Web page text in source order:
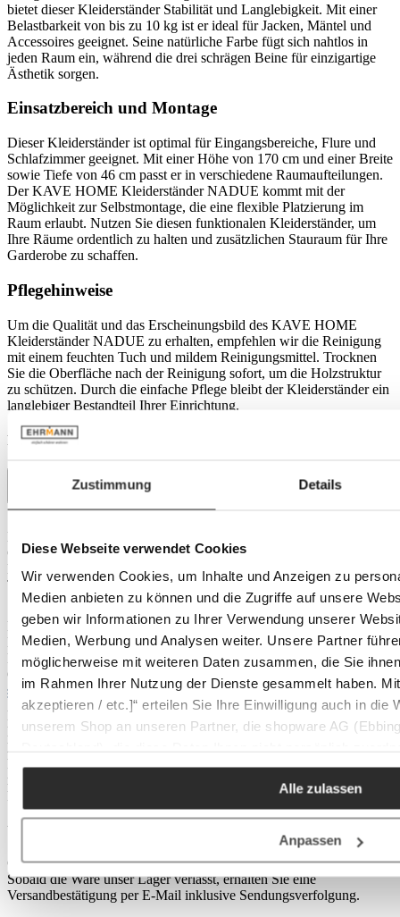
Zustimmung Details
Diese Webseite verwendet Cookies
Wir verwenden Cookies, um Inhalte und Anzeigen zu
Medien anbieten zu können und die Zugriffe auf unsere
geben wir Informationen zu Ihrer Verwendung unserer
Medien, Werbung und Analysen weiter. Unsere Partner
möglicherweise mit weiteren Daten zusammen, die Sie
im Rahmen Ihrer Nutzung der Dienste gesammelt haben.
akzeptieren / etc.]“ erteilen Sie Ihre Einwilligung auch in die
unserem Shop an unseren Partner, die shopware AG
Zwecken (z.B. Produktverbesserungen,
Alle zulassen
Anpassen
bietet dieser Kleiderständer Stabilität und Langlebigkeit. Mit einer
Belastbarkeit von bis zu 10 kg ist er ideal für Jacken, Mäntel und
Accessoires geeignet. Seine natürliche Farbe fügt sich nahtlos in
jeden Raum ein, während die drei schrägen Beine für einzigartige
Ästhetik sorgen.
Einsatzbereich und Montage
Dieser Kleiderständer ist optimal für Eingangsbereiche, Flure und
Schlafzimmer geeignet. Mit einer Höhe von 170 cm und einer Breite
sowie Tiefe von 46 cm passt er in verschiedene Raumaufteilungen.
Der KAVE HOME Kleiderständer NADUE kommt mit der
Möglichkeit zur Selbstmontage, die eine flexible Platzierung im
Raum erlaubt. Nutzen Sie diesen funktionalen Kleiderständer, um
Ihre Räume ordentlich zu halten und zusätzlichen Stauraum für Ihre
Garderobe zu schaffen.
Pflegehinweise
Um die Qualität und das Erscheinungsbild des KAVE HOME
Kleiderständer NADUE zu erhalten, empfehlen wir die Reinigung
mit einem feuchten Tuch und mildem Reinigungsmittel. Trocknen
Sie die Oberfläche nach der Reinigung sofort, um die Holzstruktur
zu schützen. Durch die einfache Pflege bleibt der Kleiderständer ein
langlebiger Bestandteil Ihrer Einrichtung.
Produktdetails
Breite:
Gewicht: ca. 2,7 kg
Höhe:
Tiefe: 46 cm
Farbton: braun
Belastbarkeit: max. 10 kg
Farbe: natural
Outdoor:
Material & Pflege
Fuß:
Buche
Holzart: Buche
Material:
Pflegetipps: mit feuchtem Tuch und mildem Reinigungsmittel
reinigen und sofort trocken wischen.
Produktnummer:
Versand
Große und sperrige Pakete versenden wir als Sperrgut mit DHL.
Sobald die Ware unser Lager verlässt, erhalten Sie eine
Versandbestätigung per E-Mail inklusive Sendungsverfolgung.